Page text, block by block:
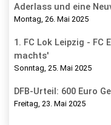
Aderlass und eine
Montag, 26. Mai 2025
1. FC Lok Leipzig - FC
machts'
Sonntag, 25. Mai 2025
DFB-Urteil: 600 Euro
Freitag, 23. Mai 2025